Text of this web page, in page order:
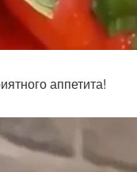
аппетита!